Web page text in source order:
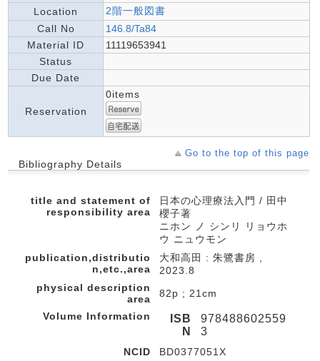
Location
2階一般図書
Call No
146.8/Ta84
Material ID
11119653941
Status
Due Date
Reservation
0items
Go to the top of this page
Bibliography Details
title and statement of
responsibility area
日本の心理療法入門 / 田中
櫻子著
ニホン ノ シンリ リョウホ
ウ ニュウモン
publication,distributio
n,etc.,area
大和高田 : 朱鷺書房 ,
2023.8
physical description
area
82p ; 21cm
Volume Information
ISB
N
978488602559
3
NCID BD0377051X